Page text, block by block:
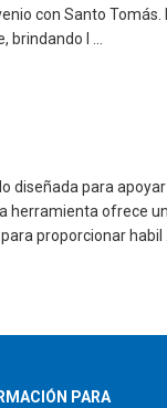
con Santo Tomás.
l ...
diseñada para apoyar
herramienta ofrece
proporcionar habil ...
PARA